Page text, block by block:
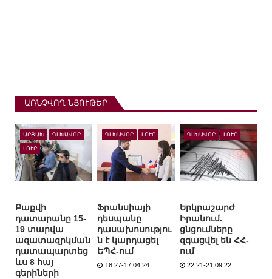
ԱՌՆՉՎՈՂ ՆՅՈՒԹԵՐ
ԱՐՑԱԽ ԳԼԽԱՎՈՐ
ԼՈՒՐ
Բաքվի
դատարանը 15-
19 տարվա
ազատազրկման
դատապարտեց
ևս 8 հայ
գերիների
ԳԼԽԱՎՈՐ ԼՈՒՐ
Ֆրանսիայի
դեսպանը
դասախոսությու
ն է կարդացել
ԵՊՀ-ում
18:27-17.04.24
ԳԼԽԱՎՈՐ ԼՈՒՐ
Երկրաշարժ
Իրանում.
ցնցումները
զգացվել են ՀՀ-
ում
22:21-21.09.22